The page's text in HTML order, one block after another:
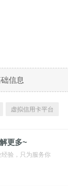
信息
虚拟信用卡平台
更多~
验，只为服务你